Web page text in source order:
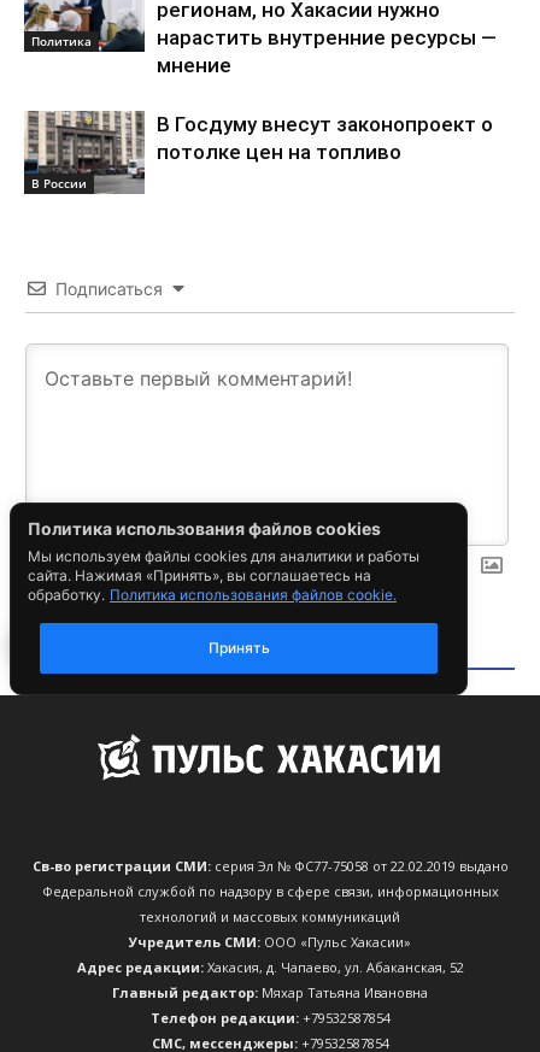
Св-во регистрации СМИ:серия Эл № ФС77-75058 от 22.02.2019 выдано
Федеральной службой по надзору в сфере связи, информационных
технологий и массовых коммуникаций
Учредитель СМИ: ООО «Пульс Хакасии»
Адрес редакции:Хакасия, д. Чапаево, ул. Абаканская, 52
Главный редактор: Мяхар Татьяна Ивановна
Телефон редакции:+79532587854
CМС, мессенджеры:+79532587854